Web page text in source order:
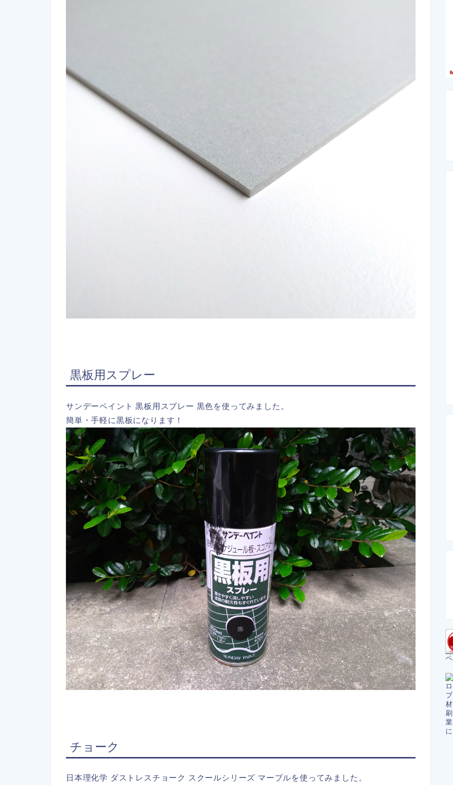
黒板用スプレー
サンデーペイント 黒板用スプレー 黒色を使ってみました。
簡単・手軽に黒板になります！
チョーク
日本理化学 ダストレスチョーク スクールシリーズ マーブルを使ってみました。